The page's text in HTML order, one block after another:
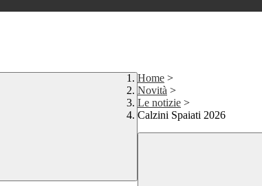
Home >
Novità >
Le notizie >
Calzini Spaiati 2026